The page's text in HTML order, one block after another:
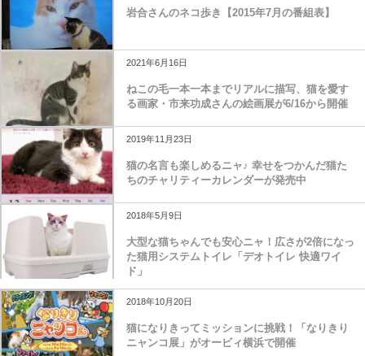
岩合さんのネコ歩き【2015年7月の番組表】
2021年6月16日
ねこの毛一本一本までリアルに描写、猫を愛す
る画家・市来功成さんの絵画展が6/16から開催
2019年11月23日
猫の名言も楽しめるニャ♪ 幸せをつかんだ猫た
ちのチャリティーカレンダーが発売中
2018年5月9日
大型な猫ちゃんでも安心ニャ！広さが2倍になっ
た猫用システムトイレ「デオトイレ 快適ワイ
ド」
2018年10月20日
猫になりきってミッションに挑戦！「なりきり
ニャンコ展」がオービィ横浜で開催